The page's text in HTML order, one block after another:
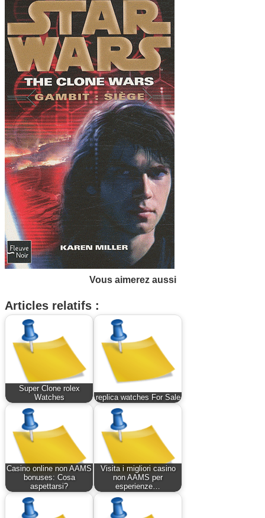
Vous aimerez aussi
Articles relatifs :
Super Clone rolex
Watches
replica watches For Sale
Casino online non AAMS
bonuses: Cosa
aspettarsi?
Visita i migliori casino
non AAMS per
esperienze…